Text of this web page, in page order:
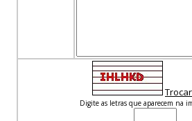
Digite as letras que aparecem na